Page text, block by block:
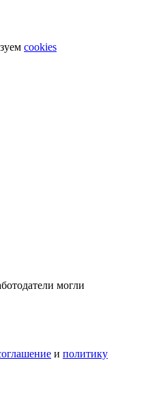
cookies
могли
и политику